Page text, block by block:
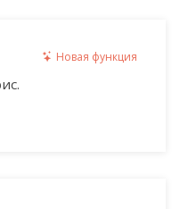
Новая функция